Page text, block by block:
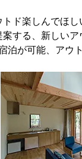
トド楽しんでほ
する、新しい
泊が可能、アウ